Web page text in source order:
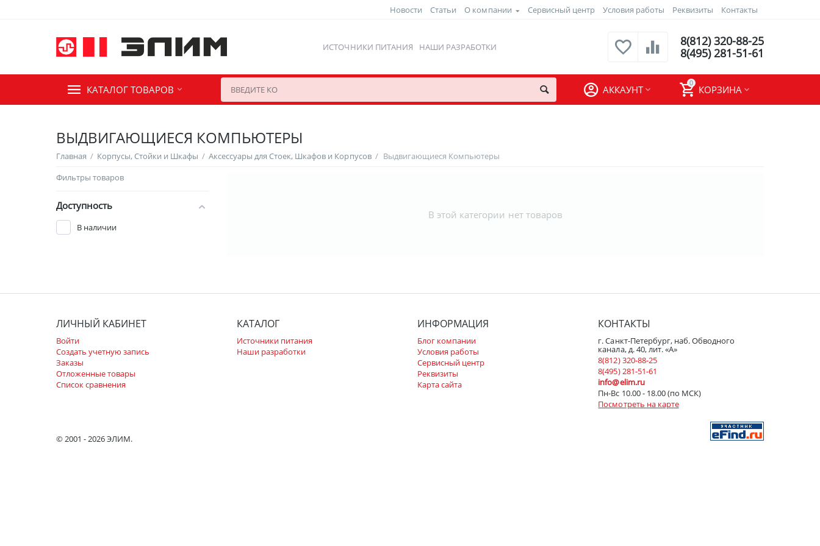
Новости Статьи О компании Сервисный центр Условия работы Реквизиты Контакты
ИСТОЧНИКИ ПИТАНИЯ НАШИ РАЗРАБОТКИ
8(812) 320-88-25
8(495) 281-51-61
КАТАЛОГ ТОВАРОВ
0
КОРЗИНА
АККАУНТ
ВЫДВИГАЮЩИЕСЯ КОМПЬЮТЕРЫ
Главная / Корпусы, Стойки и Шкафы / Аксессуары для Стоек, Шкафов и Корпусов / Выдвигающиеся Компьютеры
В этой категории нет товаров
Фильтры товаров
Доступность
В наличии
ЛИЧНЫЙ КАБИНЕТ
Войти
Создать учетную запись
Заказы
Отложенные товары
Список сравнения
КАТАЛОГ
Источники питания
Наши разработки
ИНФОРМАЦИЯ
Блог компании
Условия работы
Сервисный центр
Реквизиты
Карта сайта
КОНТАКТЫ
г. Санкт-Петербург, наб. Обводного
канала, д. 40, лит. «А»
8(812) 320-88-25
8(495) 281-51-61
info@elim.ru
Пн-Вс 10.00 - 18.00 (по МСК)
Посмотреть на карте
© 2001 - 2026 ЭЛИМ.